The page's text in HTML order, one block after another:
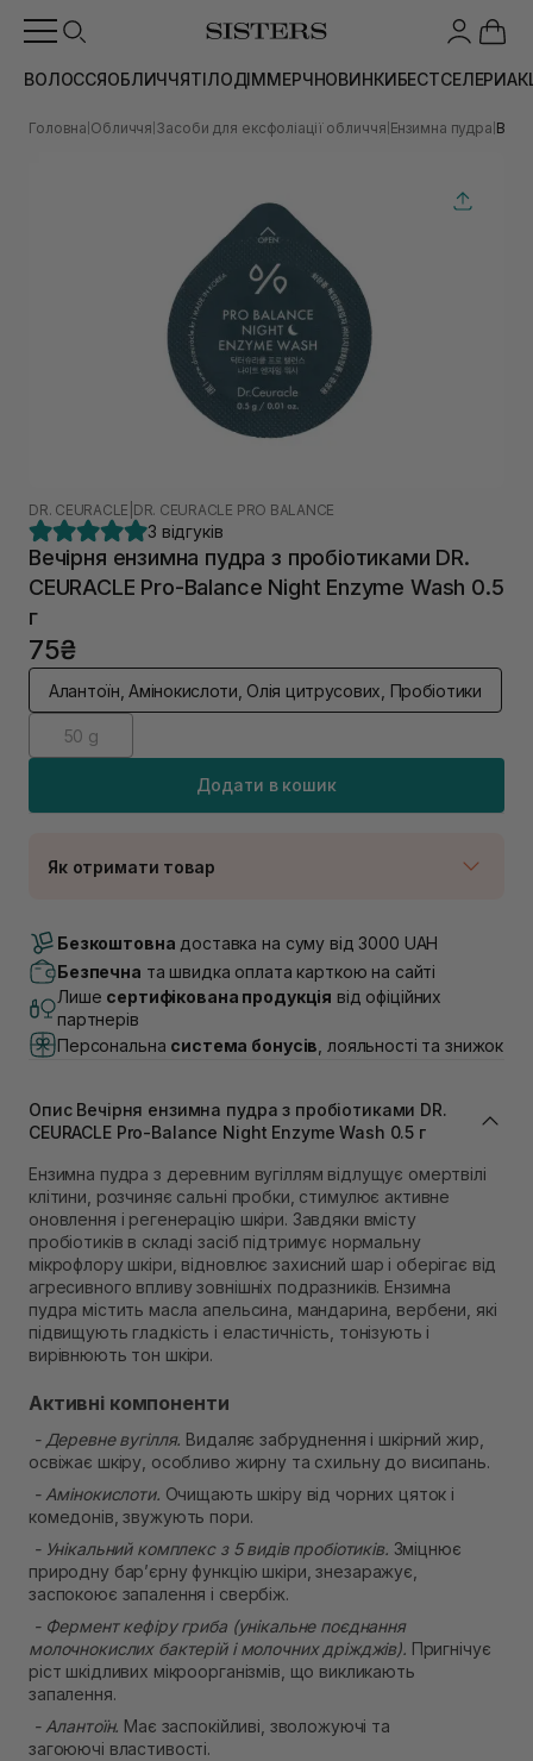
ВОЛОССЯОБЛИЧЧЯТІЛОДІММЕРЧНОВИНКИБЕСТСЕЛЕРИ
Головна Обличчя Засоби для ексфоліації обличчя Ензимна пудра
DR. CEURACLE DR. CEURACLE PRO BALANCE
3 відгуків
Вечірня ензимна пудра з пробіотиками DR.
CEURACLE Pro-Balance Night Enzyme Wash 0.5
г
75₴
Алантоїн, Амінокислоти, Олія цитрусових, Пробіотики
50 g
Додати в кошик
Як отримати товар
В наявності
Самовивіз м. Луцьк, вул. Винниченка 4
В наявності
Самовивіз м. Львів, вул. Академіка Підстригача, 1В
(Duck’s Lake)
В наявності
В наявності
Самовивіз м. Львів, вул. Степана Бандери 45
Самовивіз м. Рівне, вул. 16-го Липня, 15
В наявності
Самовивіз м. Рівне, вул. Кулика і Гудачека 23 (ТЦ
Екватор)
В наявності
Безкоштовна доставка на суму від 3000 UAH
Безпечна та швидка оплата карткою на сайті
Лише сертифікована продукція від офіційних
партнерів
Персональна система бонусів , лояльності та знижок
Опис Вечірня ензимна пудра з пробіотиками DR.
CEURACLE Pro-Balance Night Enzyme Wash 0.5 г
Ензимна пудра з деревним вугіллям відлущує омертвілі
клітини, розчиняє сальні пробки, стимулює активне
оновлення і регенерацію шкіри. Завдяки вмісту
пробіотиків в складі засіб підтримує нормальну
мікрофлору шкіри, відновлює захисний шар і оберігає від
агресивного впливу зовнішніх подразників. Ензимна
пудра містить масла апельсина, мандарина, вербени, які
підвищують гладкість і еластичність, тонізують і
вирівнюють тон шкіри.
Активні компоненти
- Деревне вугілля. Видаляє забруднення і шкірний жир,
освіжає шкіру, особливо жирну та схильну до висипань.
- Амінокислоти. Очищають шкіру від чорних цяток і
комедонів, звужують пори.
- Унікальний комплекс з 5 видів пробіотиків. Зміцнює
природну бар’єрну функцію шкіри, знезаражує,
заспокоює запалення і свербіж.
- Фермент кефіру гриба (унікальне поєднання
молочнокислих бактерій і молочних дріжджів). Пригнічує
ріст шкідливих мікроорганізмів, що викликають
запалення.
- Алантоїн. Має заспокійливі, зволожуючі та
загоюючі властивості.